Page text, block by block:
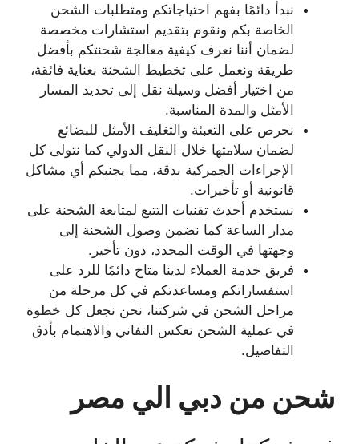
نبدأ دائمًا بفهم احتياجاتكم ومتطلبات الشحن
الخاصة بكم ونقوم بتقديم استشارات مخصصة
لضمان أننا نعرف كيفية معالجة شحنتكم بأفضل
طريقة ونعمل على تخطيط الشحنة بعناية فائقة،
من اختيار أفضل وسيلة نقل إلى تحديد المسار
الأمثل والمدة المناسبة.
نحرص على التعبئة والتغليف الأمثل للبضائع
لضمان سلامتها خلال النقل الدولي كما نتولى كل
الإجراءات الجمركية بدقة، مما يجنبكم أي مشاكل
قانونية أو تأخيرات.
نستخدم أحدث تقنيات التتبع لمتابعة الشحنة على
مدار الساعة كما نضمن وصول الشحنة إلى
وجهتها في الوقت المحدد، دون تأخير.
فريق خدمة العملاء لدينا متاح دائمًا للرد على
استفساراتكم ومساعدتكم في كل مرحلة من
مراحل الشحن في شركتنا، نحن نجعل كل خطوة
في عملية الشحن تعكس التفاني والاهتمام بأدق
التفاصيل.
شحن من دبي الي مصر